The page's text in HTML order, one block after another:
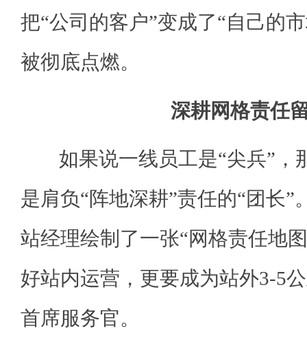
把“公司的客户”变成了“自己的
被彻底点燃。
深耕网格责任
如果说一线员工是“尖兵”，
是肩负“阵地深耕”责任的“团长”
站经理绘制了一张“网格责任地
好站内运营，更要成为站外3-5
首席服务官。